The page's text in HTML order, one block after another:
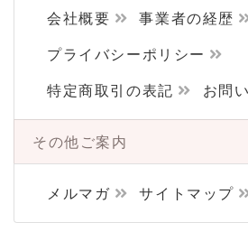
会社概要
事業者の経歴
プライバシーポリシー
特定商取引の表記
お問
その他ご案内
メルマガ サイトマップ